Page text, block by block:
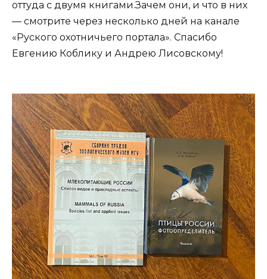
оттуда с двумя книгами.Зачем они, и что в них
— смотрите через несколько дней на канале
«Руского охотничьего портала». Спасибо
Евгению Коблику и Андрею Лисовскому!